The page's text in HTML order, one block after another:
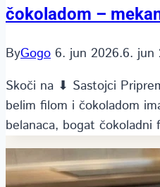
čokoladom –
ByGogo 6. jun 2026.6. jun
Skoči na ⬇ Sastojci
belim filom i čokoladom
belanaca, bogat